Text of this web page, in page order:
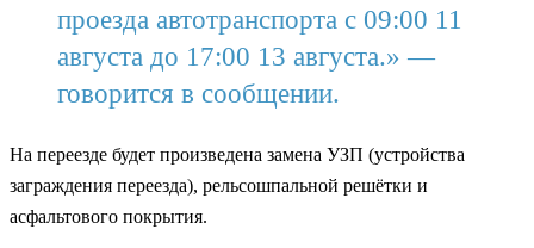
проезда автотранспорта с 09:00 11
августа до 17:00 13 августа.» —
говорится в сообщении.
На переезде будет произведена замена УЗП (устройства
заграждения переезда), рельсошпальной решётки и
асфальтового покрытия.